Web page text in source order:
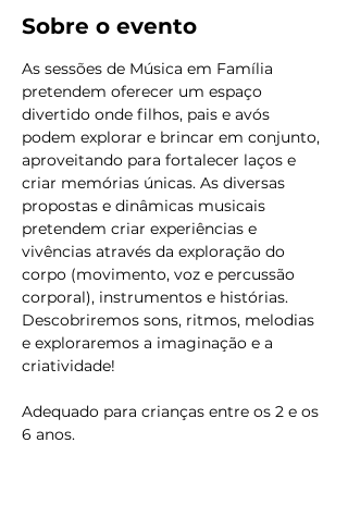
Sobre o evento
As sessões de Música em Família
pretendem oferecer um espaço
divertido onde filhos, pais e avós
podem explorar e brincar em conjunto,
aproveitando para fortalecer laços e
criar memórias únicas. As diversas
propostas e dinâmicas musicais
pretendem criar experiências e
vivências através da exploração do
corpo (movimento, voz e percussão
corporal), instrumentos e histórias.
Descobriremos sons, ritmos, melodias
e exploraremos a imaginação e a
criatividade!
Adequado para crianças entre os 2 e os
6 anos.